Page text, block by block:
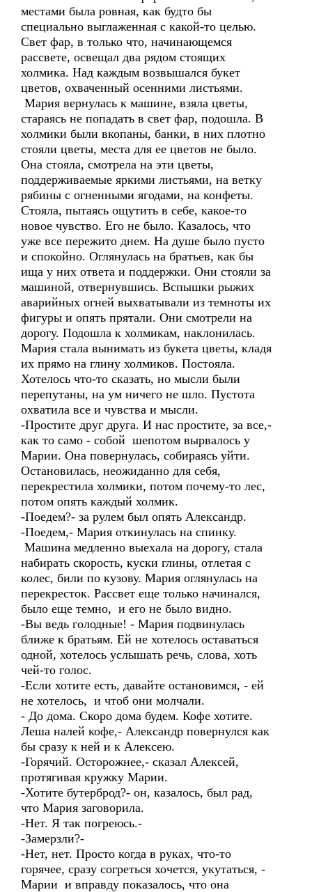
местами была ровная, как будто бы
специально выглаженная с какой-то целью.
Свет фар, в только что, начинающемся
рассвете, освещал два рядом стоящих
холмика. Над каждым возвышался букет
цветов, охваченный осенними листьями.
Мария вернулась к машине, взяла цветы,
стараясь не попадать в свет фар, подошла. В
холмики были вкопаны, банки, в них плотно
стояли цветы, места для ее цветов не было.
Она стояла, смотрела на эти цветы,
поддерживаемые яркими листьями, на ветку
рябины с огненными ягодами, на конфеты.
Стояла, пытаясь ощутить в себе, какое-то
новое чувство. Его не было. Казалось, что
уже все пережито днем. На душе было пусто
и спокойно. Оглянулась на братьев, как бы
ища у них ответа и поддержки. Они стояли за
машиной, отвернувшись. Вспышки рыжих
аварийных огней выхватывали из темноты их
фигуры и опять прятали. Они смотрели на
дорогу. Подошла к холмикам, наклонилась.
Мария стала вынимать из букета цветы, кладя
их прямо на глину холмиков. Постояла.
Хотелось что-то сказать, но мысли были
перепутаны, на ум ничего не шло. Пустота
охватила все и чувства и мысли.
-Простите друг друга. И нас простите, за все,-
как то само - собой шепотом вырвалось у
Марии. Она повернулась, собираясь уйти.
Остановилась, неожиданно для себя,
перекрестила холмики, потом почему-то лес,
потом опять каждый холмик.
-Поедем?- за рулем был опять Александр.
-Поедем,- Мария откинулась на спинку.
Машина медленно выехала на дорогу, стала
набирать скорость, куски глины, отлетая с
колес, били по кузову. Мария оглянулась на
перекресток. Рассвет еще только начинался,
было еще темно, и его не было видно.
-Вы ведь голодные! - Мария подвинулась
ближе к братьям. Ей не хотелось оставаться
одной, хотелось услышать речь, слова, хоть
чей-то голос.
-Если хотите есть, давайте остановимся, - ей
не хотелось, и чтоб они молчали.
- До дома. Скоро дома будем. Кофе хотите.
Леша налей кофе,- Александр повернулся как
бы сразу к ней и к Алексею.
-Горячий. Осторожнее,- сказал Алексей,
протягивая кружку Марии.
-Хотите бутерброд?- он, казалось, был рад,
что Мария заговорила.
-Нет. Я так погреюсь.-
-Замерзли?-
-Нет, нет. Просто когда в руках, что-то
горячее, сразу согреться хочется, укутаться, -
Марии и вправду показалось, что она